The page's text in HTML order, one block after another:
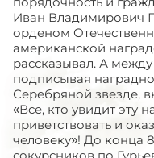
Иван Владимирович
орденом
американской
рассказывал. А
подписывая
Серебряной звезде,
«Все, кто увидит эту
приветствовать и
человеку»! До конца
сокурсников по